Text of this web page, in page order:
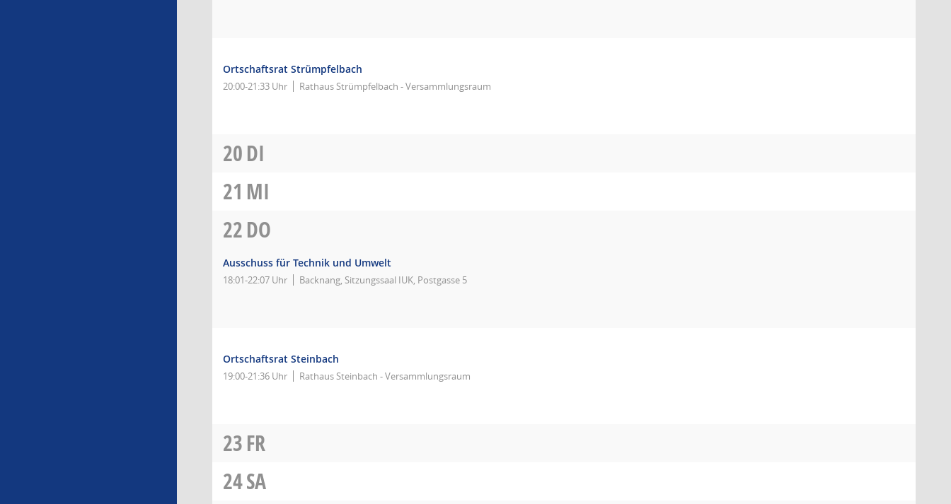
Ortschaftsrat Strümpfelbach
20:00-21:33 Uhr Rathaus Strümpfelbach - Versammlungsraum
20DI
21 MI
22DO
Ausschuss für Technik und Umwelt
18:01-22:07 Uhr Backnang, Sitzungssaal IUK, Postgasse 5
Ortschaftsrat Steinbach
19:00-21:36 Uhr Rathaus Steinbach - Versammlungsraum
23FR
24SA